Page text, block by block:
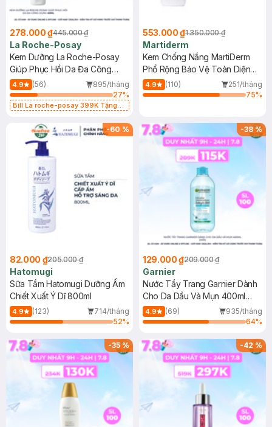
278.000 ₫445.000 ₫
La Roche-Posay
Kem Dưỡng La Roche-Posay
Giúp Phục Hồi Da Đa Công
Dụng 40ml
4.9 (56)
895/tháng
27%
Bill La roche-posay 399K Tặng
(SL có hạn)
553.000 ₫1.350.000 ₫
Martiderm
Kem Chống Nắng MartiDerm
Phổ Rộng Bảo Vệ Toàn Diện
40ml
4.9 (110)
251/tháng
75%
-60 %
82.000 ₫205.000 ₫
Hatomugi
Sữa Tắm Hatomugi Dưỡng Ẩm
Chiết Xuất Ý Dĩ 800ml
4.9 (123)
714/tháng
52%
-38%
129.000 ₫209.000 ₫
Garnier
Nước Tẩy Trang Garnier Dành
Cho Da Dầu Và Mụn 400ml
(Mới)
4.9 (69)
935/tháng
64%
-35% -42%